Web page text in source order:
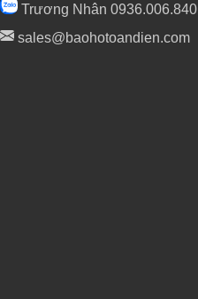
Trương Nhân 0936.006.840
sales@baohotoandien.com